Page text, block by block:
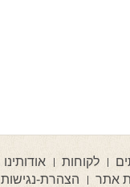
לקוחות אודותינו
אתר
הצהרת-נגישות